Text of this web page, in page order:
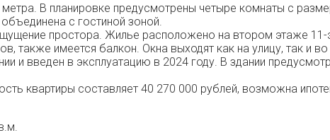
В планировке предусмотрены четыре комнаты с
с гостиной зоной.
простора. Жилье расположено на втором этаже 11-
также имеется балкон. Окна выходят как на улицу, так и
и введен в эксплуатацию в 2024 году. В здании
квартиры составляет 40 270 000 рублей, возможна